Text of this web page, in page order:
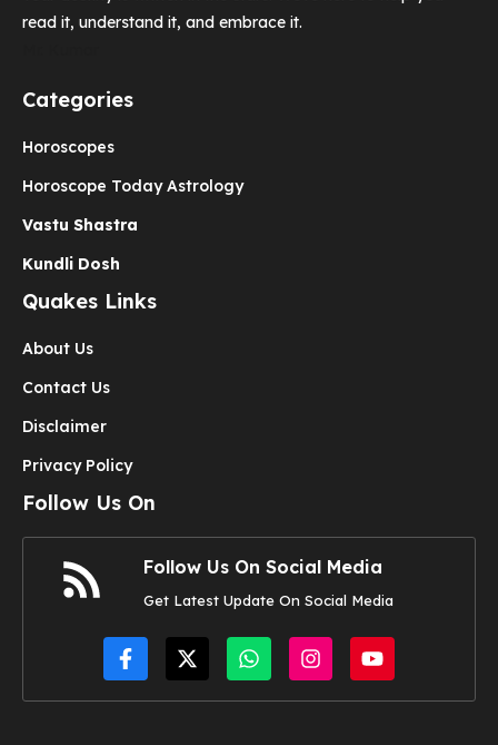
read it, understand it, and embrace it.
Categories
Horoscopes
Horoscope Today Astrology
Vastu Shastra
Kundli Dosh
Quakes Links
About Us
Contact Us
Disclaimer
Privacy Policy
Follow Us On
Follow Us On Social Media
Get Latest Update On Social Media